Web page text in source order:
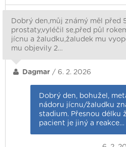
Dobrý den,můj známý měl před
prostaty,vyléčil se,před půl
jícnu a žaludku,žaludek mu
mu objevily 2…
Dagmar / 6. 2. 2026
Dobrý den, bohužel,
nádoru jícnu/žaludku
stadium. Přesnou délku
pacient je jiný a reakce…